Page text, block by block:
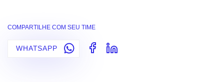
COMPARTILHE COM SEU TIME
WHATSAPP